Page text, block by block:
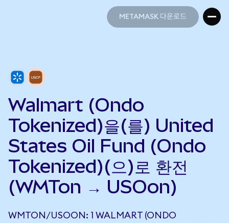
METAMASK 다운로드
Walmart (Ondo
Tokenized)을(를) United
States Oil Fund (Ondo
Tokenized)(으)로 환전
(WMTon → USOon)
WMTON/USOON: 1 WALMART (ONDO